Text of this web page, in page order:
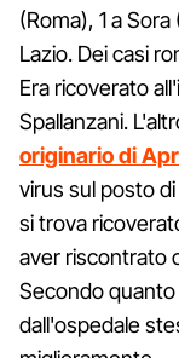
(Roma), 1 a
Lazio. Dei casi
Era ricoverato
Spallanzani.
originario di
virus sul posto
si trova
aver riscontrato
Secondo
dall'ospedale